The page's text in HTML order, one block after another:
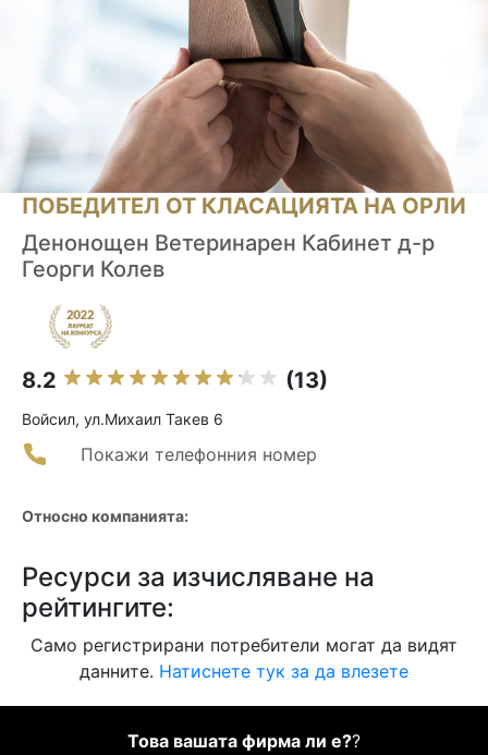
ПОБЕДИТЕЛ ОТ КЛАСАЦИЯТА НА ОРЛИ
Денонощен Ветеринарен Кабинет д-р
Георги Колев
8.2 (13)
Войсил, ул.Михаил Такев 6
Покажи телефонния номер
Относно компанията:
Ресурси за изчисляване на
рейтингите:
Само регистрирани потребители могат да видят
данните. Натиснете тук за да влезете
Това вашата фирма ли е??